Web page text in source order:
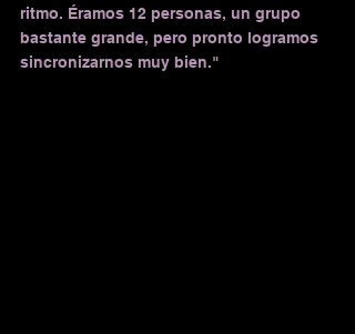
ritmo. Éramos 12 personas, un grupo
bastante grande, pero pronto logramos
sincronizarnos muy bien."